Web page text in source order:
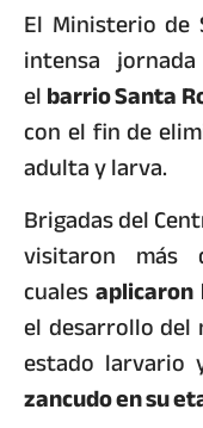
El Ministerio de
intensa
elbarrio Santa
con el fin de
adulta y larva.
Brigadas del
visitaron más
cuales
el desarrollo del
estado larvario
zancudo en su